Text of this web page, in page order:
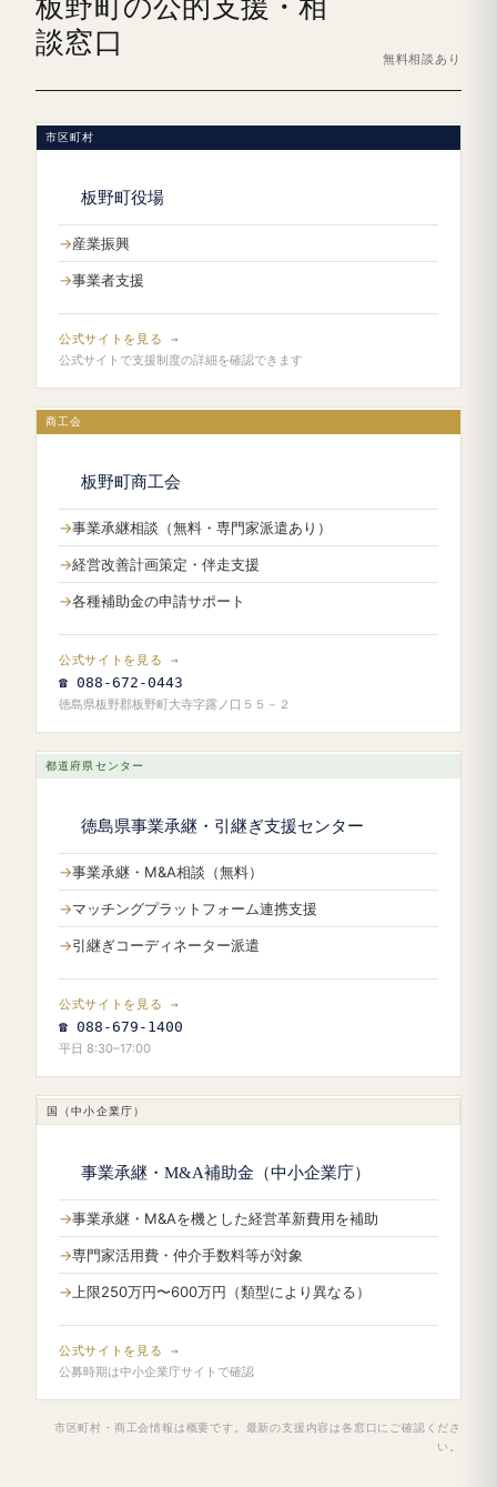
板野町の公的支援・相
談窓口
無料相談あり
市区町村
板野町役場
産業振興
事業者支援
公式サイトを見る →
公式サイトで支援制度の詳細を確認できます
商工会
板野町商工会
事業承継相談（無料・専門家派遣あり）
経営改善計画策定・伴走支援
各種補助金の申請サポート
公式サイトを見る →
☎ 088-672-0443
徳島県板野郡板野町大寺字露ノ口５５－２
都道府県センター
徳島県事業承継・引継ぎ支援センター
事業承継・M&A相談（無料）
マッチングプラットフォーム連携支援
引継ぎコーディネーター派遣
公式サイトを見る →
☎ 088-679-1400
平日 8:30–17:00
国（中小企業庁）
事業承継・M&A補助金（中小企業庁）
事業承継・M&Aを機とした経営革新費用を補助
専門家活用費・仲介手数料等が対象
上限250万円〜600万円（類型により異なる）
公式サイトを見る →
公募時期は中小企業庁サイトで確認
市区町村・商工会情報は概要です。最新の支援内容は各窓口にご確認くださ
い。